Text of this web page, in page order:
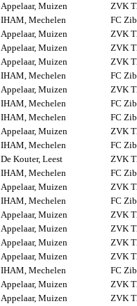
Appelaar, Muizen
ZVK
IHAM, Mechelen
FC
Appelaar, Muizen
ZVK
Appelaar, Muizen
ZVK
Appelaar, Muizen
ZVK
IHAM, Mechelen
FC
Appelaar, Muizen
ZVK
IHAM, Mechelen
FC
IHAM, Mechelen
FC
Appelaar, Muizen
ZVK
IHAM, Mechelen
FC
De Kouter, Leest
ZVK
IHAM, Mechelen
FC
Appelaar, Muizen
ZVK
IHAM, Mechelen
FC
Appelaar, Muizen
ZVK
Appelaar, Muizen
ZVK
Appelaar, Muizen
ZVK
Appelaar, Muizen
ZVK
IHAM, Mechelen
FC
Appelaar, Muizen
ZVK
Appelaar, Muizen
ZVK